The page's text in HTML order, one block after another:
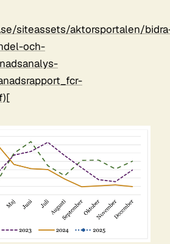
siteassets/aktorsportalen/
och-